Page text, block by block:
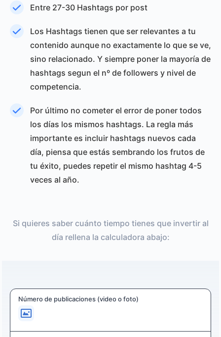
Entre 27-30 Hashtags por post
Los Hashtags tienen que ser relevantes a tu
contenido aunque no exactamente lo que se ve,
sino relacionado. Y siempre poner la mayoría de
hashtags segun el nº de followers y nivel de
competencia.
Por último no cometer el error de poner todos
los días los mismos hashtags. La regla más
importante es incluir hashtags nuevos cada
día, piensa que estás sembrando los frutos de
tu éxito, puedes repetir el mismo hashtag 4-5
veces al año.
Si quieres saber cuánto tiempo tienes que invertir al
día rellena la calculadora abajo:
Número de publicaciones (video o foto)